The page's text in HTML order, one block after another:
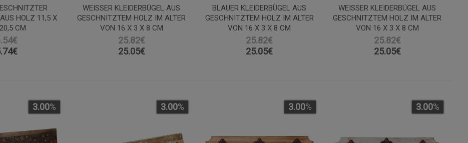
HOLZ 11,5 X
CM
€
WEISSER KLEIDERBÜGEL AUS G
ESCHNITZTEM HOLZ IM ALTER V
ON 16 X 3 X 8 CM
25.82€
25.05€
BLAUER KLEIDERBÜGEL AUS
GESCHNITZTEM HOLZ IM ALTER
VON 16 X 3 X 8 CM
25.82€
25.05€
WEISSER KLEIDERBÜGEL AUS G
ESCHNITZTEM HOLZ IM ALTER V
ON 16 X 3 X 8 CM
25.82€
25.05€
3.00% 3.00% 3.00% 3.00%